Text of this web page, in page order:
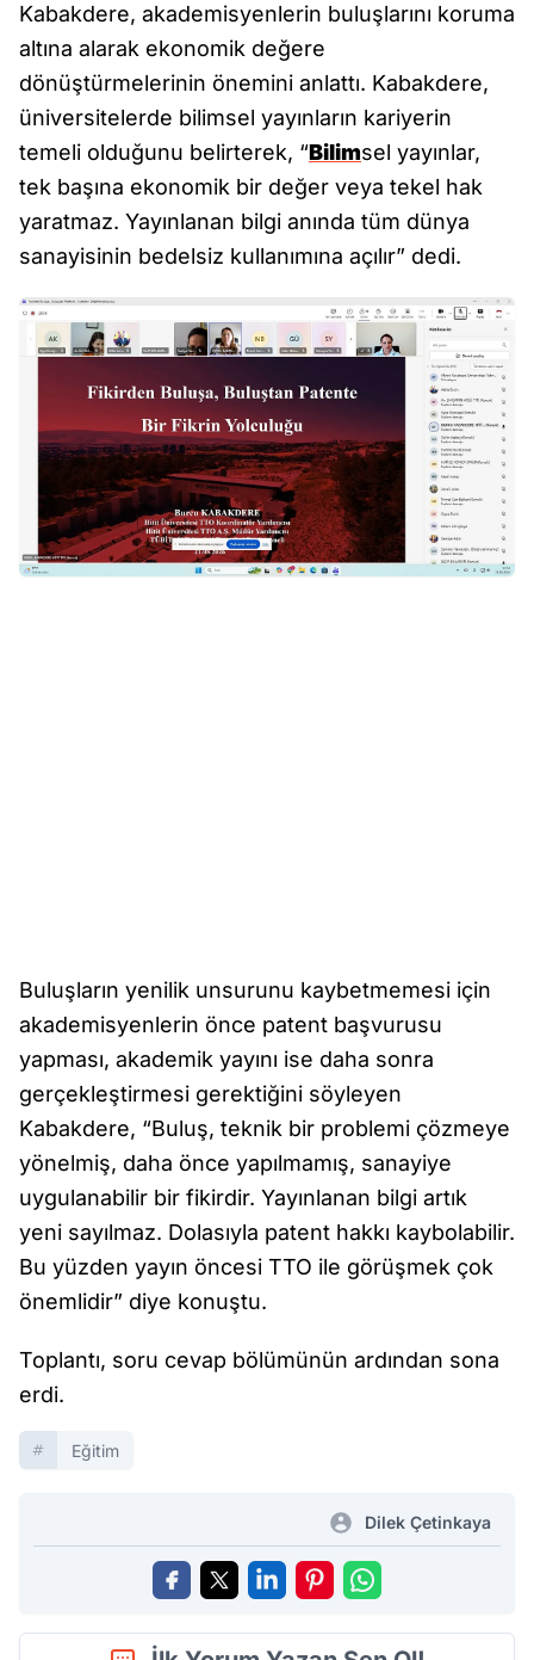
Kabakdere, akademisyenlerin buluşlarını koruma
altına alarak ekonomik değere
dönüştürmelerinin önemini anlattı. Kabakdere,
üniversitelerde bilimsel yayınların kariyerin
temeli olduğunu belirterek, “Bilimsel yayınlar,
tek başına ekonomik bir değer veya tekel hak
yaratmaz. Yayınlanan bilgi anında tüm dünya
sanayisinin bedelsiz kullanımına açılır” dedi.
Buluşların yenilik unsurunu kaybetmemesi için
akademisyenlerin önce patent başvurusu
yapması, akademik yayını ise daha sonra
gerçekleştirmesi gerektiğini söyleyen
Kabakdere, “Buluş, teknik bir problemi çözmeye
yönelmiş, daha önce yapılmamış, sanayiye
uygulanabilir bir fikirdir. Yayınlanan bilgi artık
yeni sayılmaz. Dolasıyla patent hakkı kaybolabilir.
Bu yüzden yayın öncesi TTO ile görüşmek çok
önemlidir” diye konuştu.
Toplantı, soru cevap bölümünün ardından sona
erdi.
Eğitim
Dilek Çetinkaya